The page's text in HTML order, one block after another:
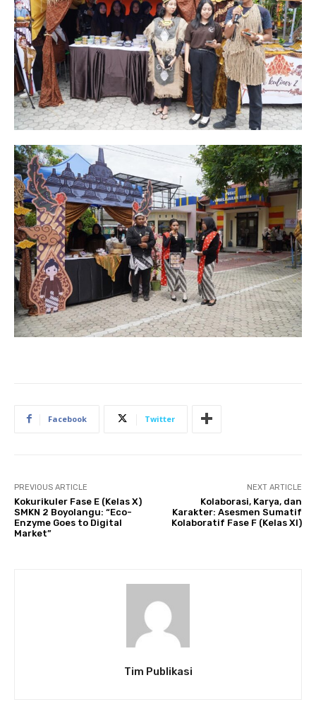
Facebook Twitter
PREVIOUS ARTICLE
Kokurikuler Fase E (Kelas X)
SMKN 2 Boyolangu: “Eco-
Enzyme Goes to Digital
Market”
NEXT ARTICLE
Kolaborasi, Karya, dan
Karakter: Asesmen Sumatif
Kolaboratif Fase F (Kelas XI)
Tim Publikasi